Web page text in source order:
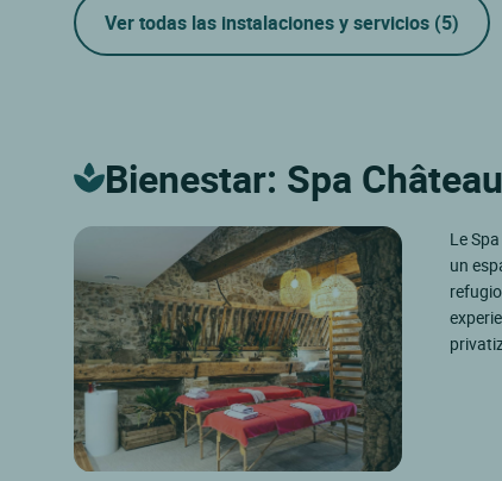
Ver todas las instalaciones y servicios (5)
Bienestar: Spa
Le
un